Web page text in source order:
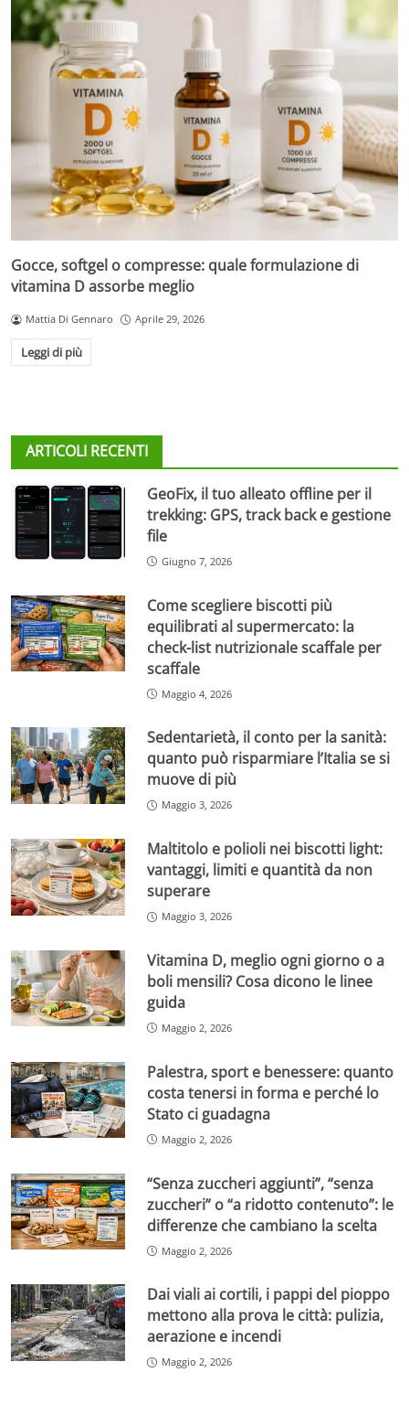
Gocce, softgel o compresse: quale formulazione di
vitamina D assorbe meglio
Mattia Di Gennaro Aprile 29, 2026
Leggi di più
ARTICOLI RECENTI
GeoFix, il tuo alleato offline per il
trekking: GPS, track back e gestione
file
Giugno 7, 2026
Come scegliere biscotti più
equilibrati al supermercato: la
check-list nutrizionale scaffale per
scaffale
Maggio 4, 2026
Sedentarietà, il conto per la sanità:
quanto può risparmiare l’Italia se si
muove di più
Maggio 3, 2026
Maltitolo e polioli nei biscotti light:
vantaggi, limiti e quantità da non
superare
Maggio 3, 2026
Vitamina D, meglio ogni giorno o a
boli mensili? Cosa dicono le linee
guida
Maggio 2, 2026
Palestra, sport e benessere: quanto
costa tenersi in forma e perché lo
Stato ci guadagna
Maggio 2, 2026
“Senza zuccheri aggiunti”, “senza
zuccheri” o “a ridotto contenuto”: le
differenze che cambiano la scelta
Maggio 2, 2026
Dai viali ai cortili, i pappi del pioppo
mettono alla prova le città: pulizia,
aerazione e incendi
Maggio 2, 2026